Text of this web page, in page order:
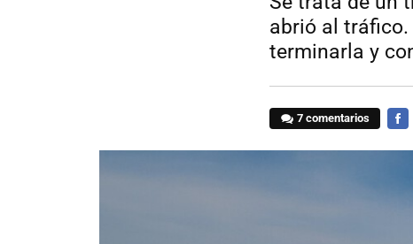
abrió al
terminarla y
7 comentarios